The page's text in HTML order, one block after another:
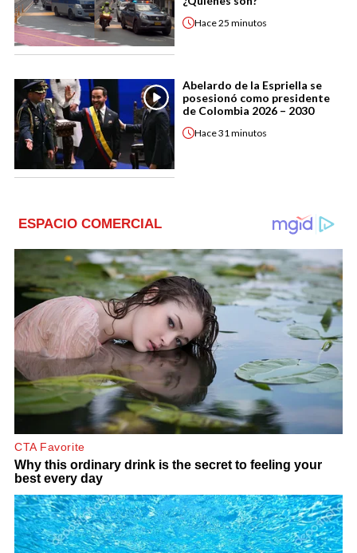
Hace25 minutos
Abelardo de la Espriella se
posesionó como presidente
de Colombia 2026 – 2030
Hace31 minutos